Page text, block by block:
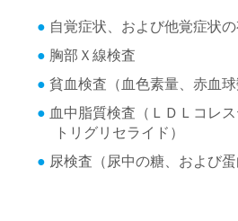
自覚症状、および他覚症状
胸部Ｘ線検査
貧血検査（血色素量、赤血球
血中脂質検査（ＬＤＬコレ
トリグリセライド）
尿検査（尿中の糖、および蛋